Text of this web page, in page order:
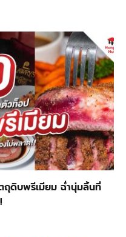
ดิบพรีเมียม ฉ่ำนุ่มลิ้นที่